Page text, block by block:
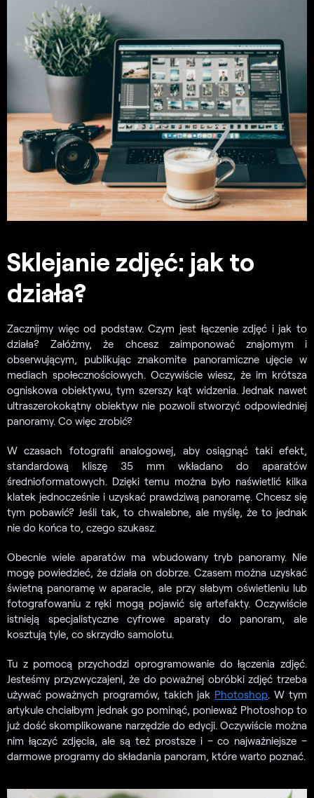
Sklejanie zdjęć: jak to
działa?
Zacznijmy więc od podstaw. Czym jest łączenie zdjęć i jak to
działa? Załóżmy, że chcesz zaimponować znajomym i
obserwującym, publikując znakomite panoramiczne ujęcie w
mediach społecznościowych. Oczywiście wiesz, że im krótsza
ogniskowa obiektywu, tym szerszy kąt widzenia. Jednak nawet
ultraszerokokątny obiektyw nie pozwoli stworzyć odpowiedniej
panoramy. Co więc zrobić?
W czasach fotografii analogowej, aby osiągnąć taki efekt,
standardową kliszę 35 mm wkładano do aparatów
średnioformatowych. Dzięki temu można było naświetlić kilka
klatek jednocześnie i uzyskać prawdziwą panoramę. Chcesz się
tym pobawić? Jeśli tak, to chwalebne, ale myślę, że to jednak
nie do końca to, czego szukasz.
Obecnie wiele aparatów ma wbudowany tryb panoramy. Nie
mogę powiedzieć, że działa on dobrze. Czasem można uzyskać
świetną panoramę w aparacie, ale przy słabym oświetleniu lub
fotografowaniu z ręki mogą pojawić się artefakty. Oczywiście
istnieją specjalistyczne cyfrowe aparaty do panoram, ale
kosztują tyle, co skrzydło samolotu.
Tu z pomocą przychodzi oprogramowanie do łączenia zdjęć.
Jesteśmy przyzwyczajeni, że do poważnej obróbki zdjęć trzeba
używać poważnych programów, takich jak Photoshop. W tym
artykule chciałbym jednak go pominąć, ponieważ Photoshop to
już dość skomplikowane narzędzie do edycji. Oczywiście można
nim łączyć zdjęcia, ale są też prostsze i – co najważniejsze –
darmowe programy do składania panoram, które warto poznać.